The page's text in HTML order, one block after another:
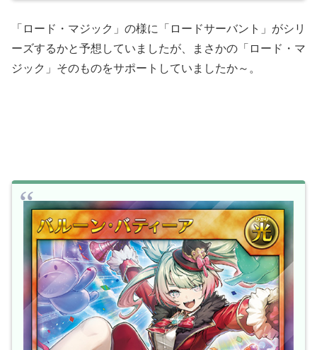
「ロード・マジック」の様に「ロードサーバント」がシリ
ーズするかと予想していましたが、まさかの「ロード・マ
ジック」そのものをサポートしていましたか～。